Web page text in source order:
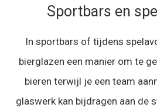
Sportbars en
In sportbars of tijdens
bierglazen een manier om te
bieren terwijl je een team
glaswerk kan bijdragen aan de